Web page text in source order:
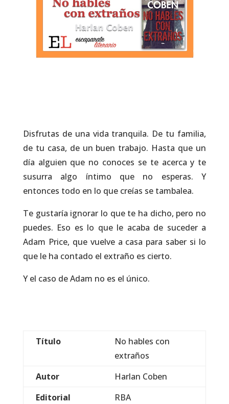
Disfrutas de una vida tranquila. De tu familia,
de tu casa, de un buen trabajo. Hasta que un
día alguien que no conoces se te acerca y te
susurra algo íntimo que no esperas. Y
entonces todo en lo que creías se tambalea.
Te gustaría ignorar lo que te ha dicho, pero no
puedes. Eso es lo que le acaba de suceder a
Adam Price, que vuelve a casa para saber si lo
que le ha contado el extraño es cierto.
Y el caso de Adam no es el único.
Título
No hables con
extraños
Autor
Harlan Coben
Editorial
RBA